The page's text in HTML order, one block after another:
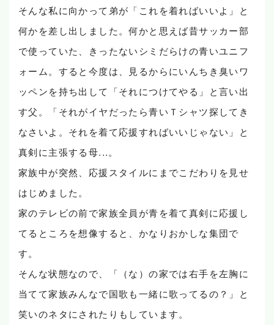
そんな私に向かって弟が「これを着ればいいよ」と
何かを差し出しました。何かと思えば昔サッカー部
で使っていた、きったないシミだらけの青いユニフ
ォーム。すると今度は、見るからにいんちき臭いワ
ッペンを持ち出して「それにつけてやる」と言い出
す父。「それがイヤだったら青いＴシャツ探してき
なさいよ。それを着て応援すればいいじゃない」と
真剣に主張する母...。
家族中が突然、応援スタイルにまでこだわりを見せ
はじめました。
家のテレビの前で家族全員が青を着て真剣に応援し
てるところを想像すると、かなりおかしな集団で
す。
そんな状態なので、「（な）の家では右手を左胸に
当てて家族みんなで国歌も一緒に歌ってるの？」と
笑いのネタにされたりもしています。